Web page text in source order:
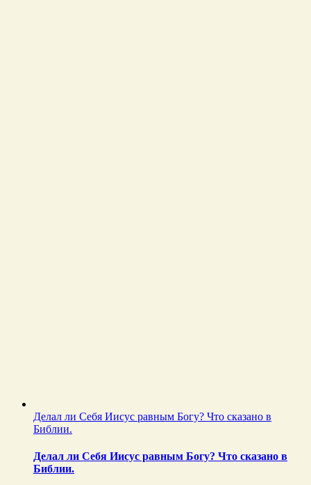
Делал ли Себя Иисус равным Богу? Что сказано в
Библии.
Делал ли Себя Иисус равным Богу? Что сказано в
Библии.